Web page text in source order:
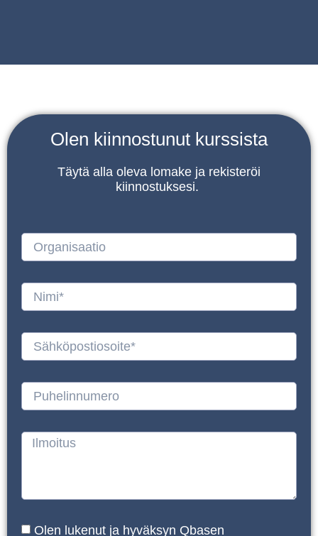
Olen kiinnostunut kurssista
Täytä alla oleva lomake ja rekisteröi
kiinnostuksesi.
Olen lukenut ja hyväksyn Qbasen